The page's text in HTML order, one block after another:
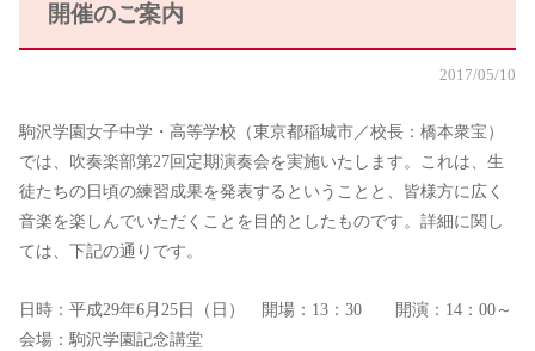
開催のご案内
2017/05/10
駒沢学園女子中学・高等学校（東京都稲城市／校長：橋本衆宝）
では、吹奏楽部第27回定期演奏会を実施いたします。これは、生
徒たちの日頃の練習成果を発表するということと、皆様方に広く
音楽を楽しんでいただくことを目的としたものです。詳細に関し
ては、下記の通りです。
日時：平成29年6月25日（日） 開場：13：30 開演：14：00～
会場：駒沢学園記念講堂